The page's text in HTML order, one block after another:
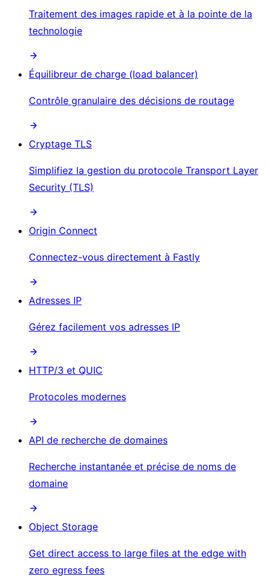
Traitement des images rapide et à la pointe de la
technologie
Équilibreur de charge (load balancer)
Contrôle granulaire des décisions de routage
Cryptage TLS
Simplifiez la gestion du protocole Transport Layer
Security (TLS)
Origin Connect
Connectez-vous directement à Fastly
Adresses IP
Gérez facilement vos adresses IP
HTTP/3 et QUIC
Protocoles modernes
API de recherche de domaines
Recherche instantanée et précise de noms de
domaine
Object Storage
Get direct access to large files at the edge with
zero egress fees